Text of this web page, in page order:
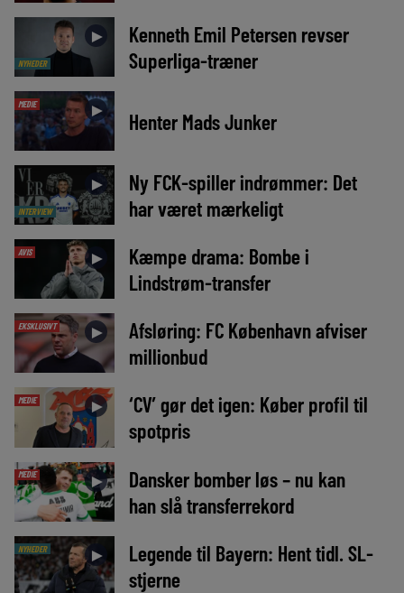
NYHEDER
►
Kenneth Emil Petersen revser
Superliga-træner
MEDIE ► Henter Mads Junker
INTERVIEW
►
Ny FCK-spiller indrømmer: Det
har været mærkeligt
AVIS ►
Kæmpe drama: Bombe i
Lindstrøm-transfer
EKSKLUSIVT ►
Afsløring: FC København afviser
millionbud
MEDIE ►
‘CV’ gør det igen: Køber profil til
spotpris
MEDIE ►
Dansker bomber løs – nu kan
han slå transferrekord
NYHEDER ►
Legende til Bayern: Hent tidl. SL-
stjerne